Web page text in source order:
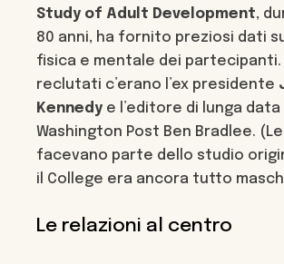
Study of Adult Development,
80 anni, ha fornito preziosi dati
fisica e mentale dei partecipanti.
reclutati c’erano l’ex presidente
Kennedy e l’editore di lunga data
Washington Post Ben Bradlee.
facevano parte dello studio
il College era ancora tutto
Le relazioni al centro